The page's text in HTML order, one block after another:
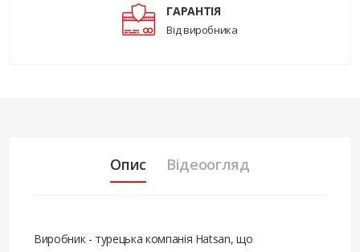
ГАРАНТІЯ
Від виробника
Опис Відеоогляд
Виробник - турецька компанія Hatsan, що